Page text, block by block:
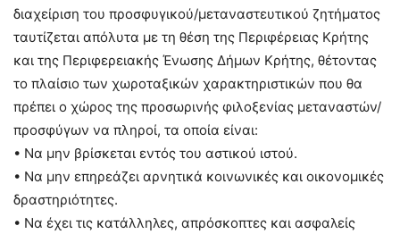
διαχείριση του προσφυγικού/μεταναστευτικού ζητήματος
ταυτίζεται απόλυτα με τη θέση της Περιφέρειας Κρήτης
και της Περιφερειακής Ένωσης Δήμων Κρήτης, θέτοντας
το πλαίσιο των χωροταξικών χαρακτηριστικών που θα
πρέπει ο χώρος της προσωρινής φιλοξενίας μεταναστών/
προσφύγων να πληροί, τα οποία είναι:
• Να μην βρίσκεται εντός του αστικού ιστού.
• Να μην επηρεάζει αρνητικά κοινωνικές και οικονομικές
δραστηριότητες.
• Να έχει τις κατάλληλες, απρόσκοπτες και ασφαλείς